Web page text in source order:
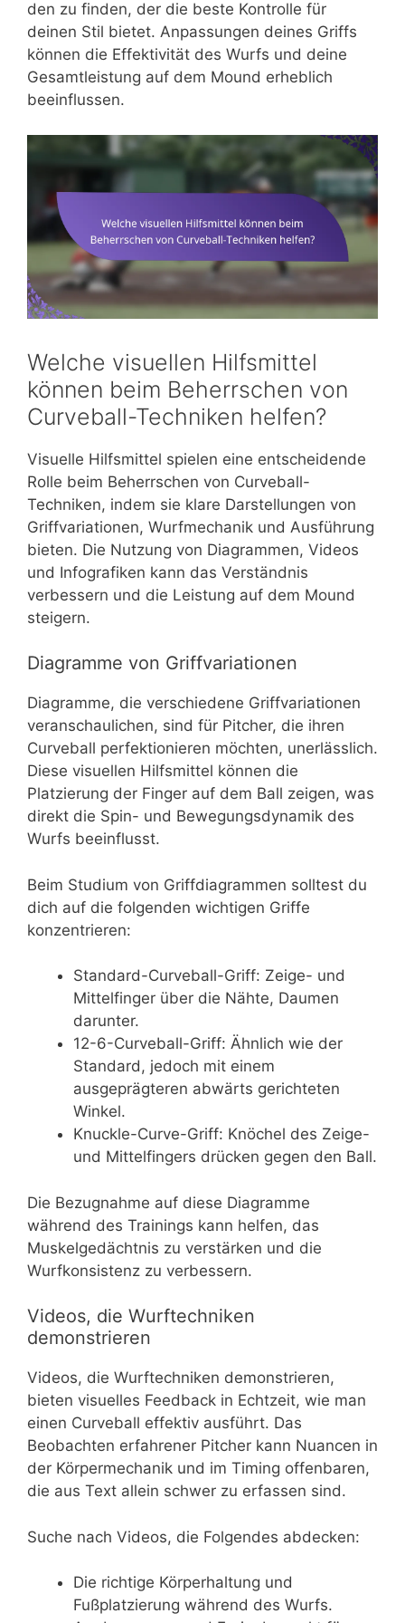
den zu finden, der die beste Kontrolle für
deinen Stil bietet. Anpassungen deines Griffs
können die Effektivität des Wurfs und deine
Gesamtleistung auf dem Mound erheblich
beeinflussen.
Welche visuellen Hilfsmittel
können beim Beherrschen von
Curveball-Techniken helfen?
Visuelle Hilfsmittel spielen eine entscheidende
Rolle beim Beherrschen von Curveball-
Techniken, indem sie klare Darstellungen von
Griffvariationen, Wurfmechanik und Ausführung
bieten. Die Nutzung von Diagrammen, Videos
und Infografiken kann das Verständnis
verbessern und die Leistung auf dem Mound
steigern.
Diagramme von Griffvariationen
Diagramme, die verschiedene Griffvariationen
veranschaulichen, sind für Pitcher, die ihren
Curveball perfektionieren möchten, unerlässlich.
Diese visuellen Hilfsmittel können die
Platzierung der Finger auf dem Ball zeigen, was
direkt die Spin- und Bewegungsdynamik des
Wurfs beeinflusst.
Beim Studium von Griffdiagrammen solltest du
dich auf die folgenden wichtigen Griffe
konzentrieren:
Standard-Curveball-Griff: Zeige- und
Mittelfinger über die Nähte, Daumen
darunter.
12-6-Curveball-Griff: Ähnlich wie der
Standard, jedoch mit einem
ausgeprägteren abwärts gerichteten
Winkel.
Knuckle-Curve-Griff: Knöchel des Zeige-
und Mittelfingers drücken gegen den Ball.
Die Bezugnahme auf diese Diagramme
während des Trainings kann helfen, das
Muskelgedächtnis zu verstärken und die
Wurfkonsistenz zu verbessern.
Videos, die Wurftechniken
demonstrieren
Videos, die Wurftechniken demonstrieren,
bieten visuelles Feedback in Echtzeit, wie man
einen Curveball effektiv ausführt. Das
Beobachten erfahrener Pitcher kann Nuancen in
der Körpermechanik und im Timing offenbaren,
die aus Text allein schwer zu erfassen sind.
Suche nach Videos, die Folgendes abdecken:
Die richtige Körperhaltung und
Fußplatzierung während des Wurfs.